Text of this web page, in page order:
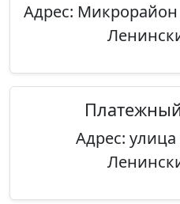
Адрес:
Адрес: